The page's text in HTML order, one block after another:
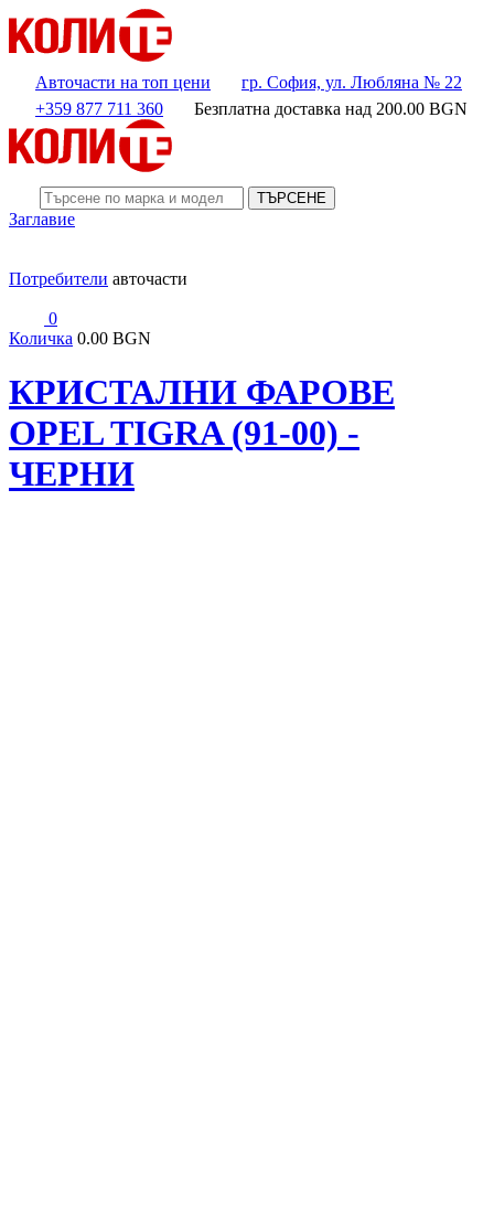
Авточасти на топ цени
гр. София, ул. Любляна № 22
+359 877 711 360
Безплатна доставка над 200.00 BGN
ТЪРСЕНЕ
Заглавие
Потребители авточасти
0
Количка 0.00 BGN
КРИСТАЛНИ ФАРОВЕ
OPEL TIGRA (91-00) -
ЧЕРНИ